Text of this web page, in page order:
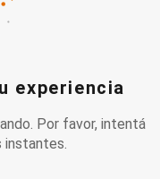
experiencia
Por favor, intentá
instantes.